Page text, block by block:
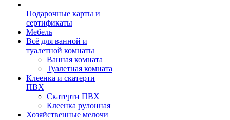
Подарочные карты и
сертификаты
Мебель
Всё для ванной и
туалетной комнаты
Ванная комната
Туалетная комната
Клеенка и скатерти
ПВХ
Скатерти ПВХ
Клеенка рулонная
Хозяйственные мелочи